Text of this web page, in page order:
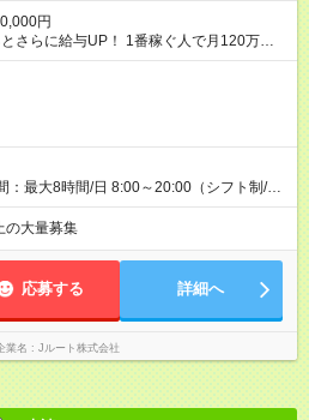
円
さらに給与UP！ 1番稼ぐ人で月120万ほ
ージ＞ ■月収50万
住)※元建築関係 1日150個配達×25日勤務
：最大8時間/日 8:00～20:00（シフト制/実
（場所次第では週4も有り） ※配達状況に
可能性有り ※案件により多少の前後あり
の大量募集
応募する 詳細へ
業名 Jルート株式会社